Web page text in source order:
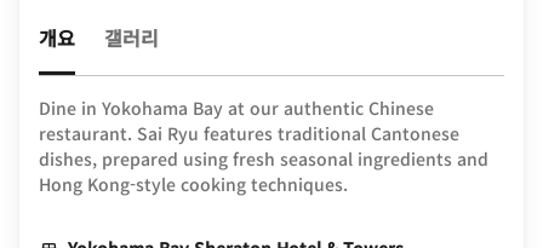
개요 갤러리
Dine in Yokohama Bay at our authentic Chinese
restaurant. Sai Ryu features traditional Cantonese
dishes, prepared using fresh seasonal ingredients and
Hong Kong-style cooking techniques.